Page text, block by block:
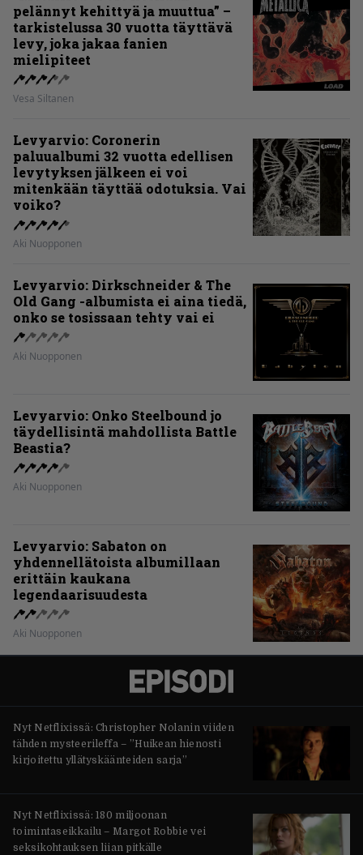
pelännyt kehittyä ja muuttua” –
tarkistelussa 30 vuotta täyttävä
levy, joka jakaa fanien
mielipiteet
Vesa Siltanen
Levyarvio: Coronerin
paluualbumi 32 vuotta edellisen
levytyksen jälkeen ei voi
mitenkään täyttää odotuksia. Vai
voiko?
Aki Nuopponen
Levyarvio: Dirkschneider & The
Old Gang -albumista ei aina tiedä,
onko se tosissaan tehty vai ei
Aki Nuopponen
Levyarvio: Onko Steelbound jo
täydellisintä mahdollista Battle
Beastia?
Aki Nuopponen
Levyarvio: Sabaton on
yhdennellätoista albumillaan
erittäin kaukana
legendaarisuudesta
Aki Nuopponen
Nyt Netflixissä: Christopher Nolanin viiden
tähden mysteerileffa – ”Huikean hienosti
kirjoitettu yllätyskäänteiden sarja”
Nyt Netflixissä: 180 miljoonan
toimintaseikkailu – Margot Robbie vei
seksikohtauksen liian pitkälle